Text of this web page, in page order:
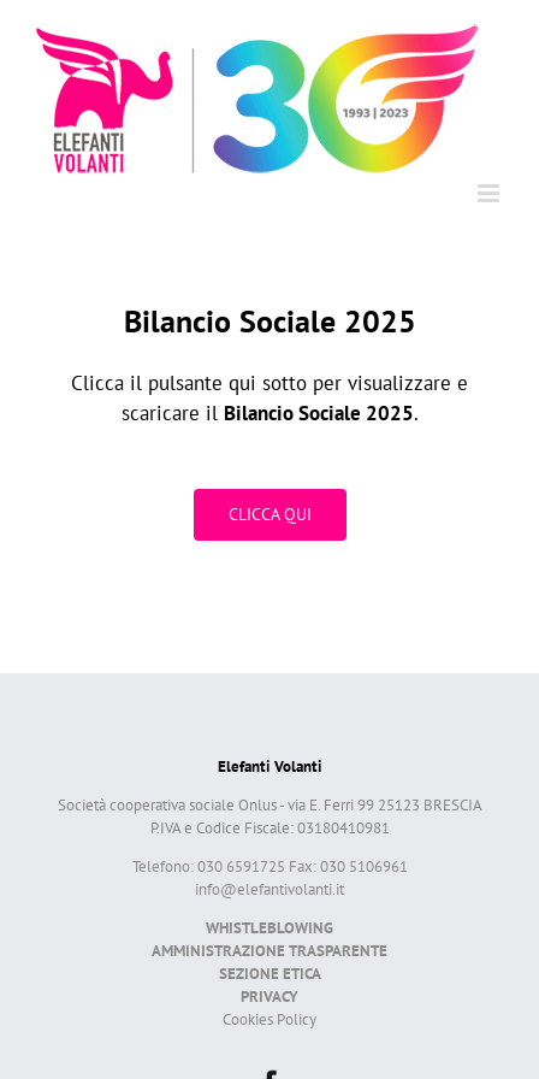
contenuto
Bilancio Sociale 2025
Clicca il pulsante qui sotto per visualizzare e
scaricare il Bilancio Sociale 2025.
CLICCA QUI
Elefanti Volanti
Società cooperativa sociale Onlus - via E. Ferri 99 25123 BRESCIA
P.IVA e Codice Fiscale: 03180410981
Telefono: 030 6591725 Fax: 030 5106961
info@elefantivolanti.it
WHISTLEBLOWING
AMMINISTRAZIONE TRASPARENTE
SEZIONE ETICA
PRIVACY
Cookies Policy